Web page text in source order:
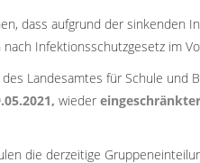
dass aufgrund der sinkenden
Infektionsschutzgesetz im
Landesamtes für Schule und
wieder
die derzeitige